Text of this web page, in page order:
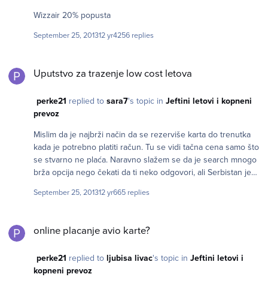
Wizzair 20% popusta
September 25, 201312 yr4256 replies
Uputstvo za trazenje low cost letova
perke21 replied to sara7's topic in Jeftini letovi i kopneni
prevoz
Mislim da je najbrži način da se rezerviše karta do trenutka
kada je potrebno platiti račun. Tu se vidi tačna cena samo što
se stvarno ne plaća. Naravno slažem se da je search mnogo
brža opcija nego čekati da ti neko odgovori, ali Serbistan je
September 25, 201312 yr665 replies
online placanje avio karte?
perke21 replied to ljubisa livac's topic in Jeftini letovi i
kopneni prevoz